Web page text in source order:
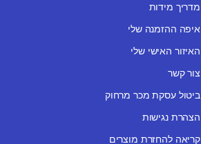
מדריך מידות
איפה ההזמנה שלי
האיזור האישי שלי
צור קשר
ביטול עסקת מכר מרחוק
הצהרת נגישות
קריאה להחזרת מוצרים